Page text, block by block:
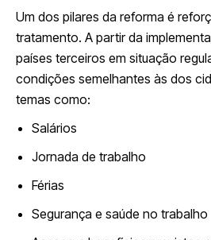
Um dos pilares da reforma é
tratamento. A partir da
países terceiros em situação
condições semelhantes às dos
temas como:
Salários
Jornada de trabalho
Férias
Segurança e saúde no trabalho